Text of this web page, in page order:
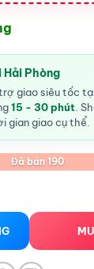
Phòng
giao siêu tốc
15 - 30 phút.
gian giao cụ thể.
Đã bán 190
số lượng